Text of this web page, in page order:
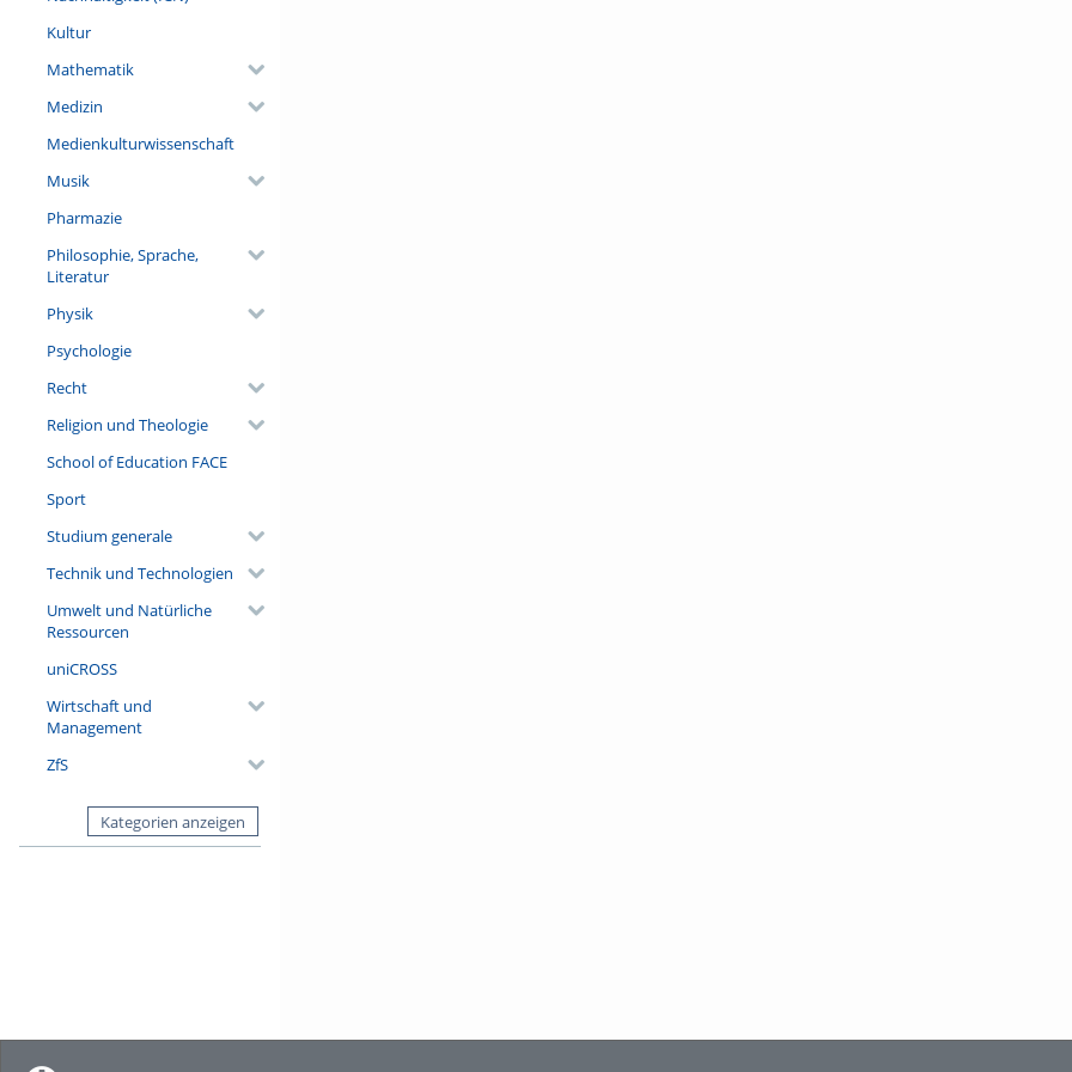
Kultur
Mathematik
Medizin
Medienkulturwissenschaft
Musik
Pharmazie
Philosophie, Sprache,
Literatur
Physik
Psychologie
Recht
Religion und Theologie
School of Education FACE
Sport
Studium generale
Technik und Technologien
Umwelt und Natürliche
Ressourcen
uniCROSS
Wirtschaft und
Management
ZfS
Kategorien anzeigen